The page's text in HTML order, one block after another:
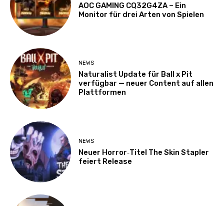
AOC GAMING CQ32G4ZA – Ein
Monitor für drei Arten von Spielen
NEWS
Naturalist Update für Ball x Pit
verfügbar — neuer Content auf allen
Plattformen
NEWS
Neuer Horror‑Titel The Skin Stapler
feiert Release